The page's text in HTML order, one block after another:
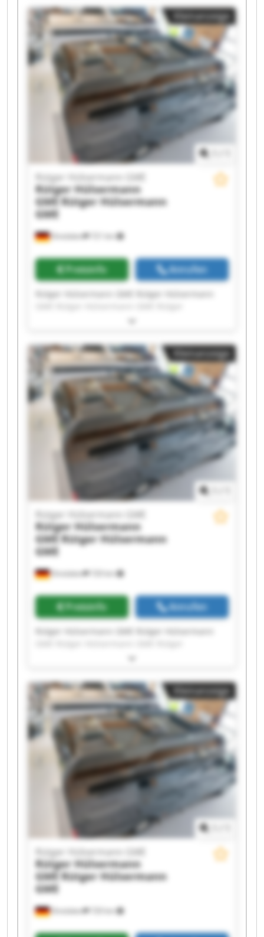
GME Rütger Hülsermann GME Rütger
Hülsermann GME Rütger Hülsermann GME
Rütger Hülsermann GME Rütger Hülsermann
GME Rütger Hülsermann GME Rütger
Hülsermann GME Rütger Hülsermann GME
Rütger Hülsermann GME Rütger Hülsermann
GME Rütger Hülsermann GME Rütger
Hülsermann GME Rütger Hülsermann GME
Kleinanzeige
Dinslaken 721 km
Rütger Hülsermann GME
Rütger Hülsermann
GME Rütger Hülsermann
GME
Preisinfo Anrufen
Rütger Hülsermann GME Rütger Hülsermann
Hülsermann GME Rütger Hülsermann GME
GME Rütger Hülsermann GME Rütger
Hülsermann GME Rütger Hülsermann GME
Rütger Hülsermann GME Rütger Hülsermann
GME Rütger Hülsermann GME Rütger
Hülsermann GME Rütger Hülsermann GME
Rütger Hülsermann GME Rütger Hülsermann
GME Rütger Hülsermann GME Rütger
Hülsermann GME Rütger Hülsermann GME
Kleinanzeige
Dinslaken 720 km
Rütger Hülsermann GME
Rütger Hülsermann
GME Rütger Hülsermann
GME
Preisinfo Anrufen
Rütger Hülsermann GME Rütger Hülsermann
Hülsermann GME Rütger Hülsermann GME
GME Rütger Hülsermann GME Rütger
Hülsermann GME Rütger Hülsermann GME
Rütger Hülsermann GME Rütger Hülsermann
GME Rütger Hülsermann GME Rütger
Hülsermann GME Rütger Hülsermann GME
Rütger Hülsermann GME Rütger Hülsermann
GME Rütger Hülsermann GME Rütger
Hülsermann GME Rütger Hülsermann GME
Kleinanzeige
Dinslaken 720 km
Rütger Hülsermann GME
Rütger Hülsermann
GME Rütger Hülsermann
GME